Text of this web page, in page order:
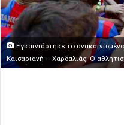
Εγκαινιάστηκε το
Καισαριανή – Χαρδαλιάς: Ο